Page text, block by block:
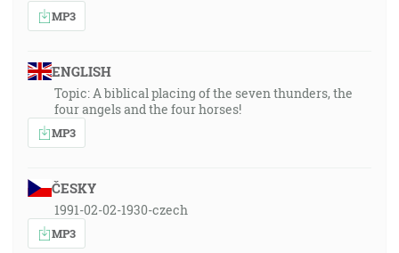
MP3
ENGLISH
Topic: A biblical placing of the seven thunders, the
four angels and the four horses!
MP3
ČESKY
1991-02-02-1930-czech
MP3